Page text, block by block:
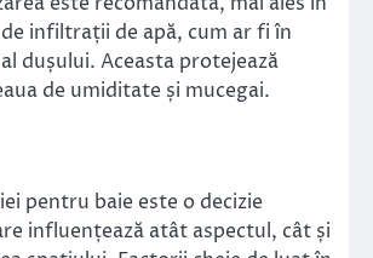
infiltrații de apă, cum ar fi în
dușului. Aceasta protejează
de umiditate și mucegai.
pentru baie este o decizie
influențează atât aspectul, cât și